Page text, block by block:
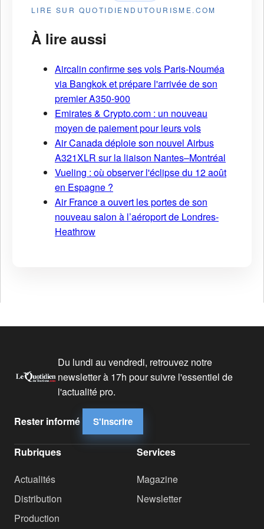
LIRE SUR QUOTIDIENDUTOURISME.COM
À lire aussi
Aircalin confirme ses vols Paris-Nouméa
via Bangkok et prépare l'arrivée de son
premier A350-900
Emirates & Crypto.com : un nouveau
moyen de paiement pour leurs vols
Air Canada déploie son nouvel Airbus
A321XLR sur la liaison Nantes–Montréal
Vueling : où observer l'éclipse du 12 août
en Espagne ?
Air France a ouvert les portes de son
nouveau salon à l’aéroport de Londres-
Heathrow
Du lundi au vendredi, retrouvez notre
newsletter à 17h pour suivre l'essentiel de
l'actualité pro.
Rester informé S'inscrire
Rubriques
Actualités
Distribution
Production
Services
Magazine
Newsletter